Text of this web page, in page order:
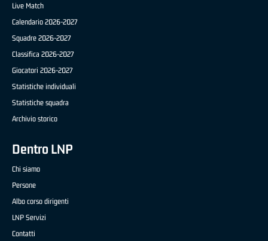
Live Match
Calendario 2026-2027
Squadre 2026-2027
Classifica 2026-2027
Giocatori 2026-2027
Statistiche individuali
Statistiche squadra
Archivio storico
Dentro LNP
Chi siamo
Persone
Albo corso dirigenti
LNP Servizi
Contatti